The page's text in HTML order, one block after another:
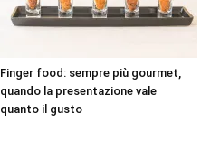
Finger food: sempre più gourmet,
quando la presentazione vale
quanto il gusto